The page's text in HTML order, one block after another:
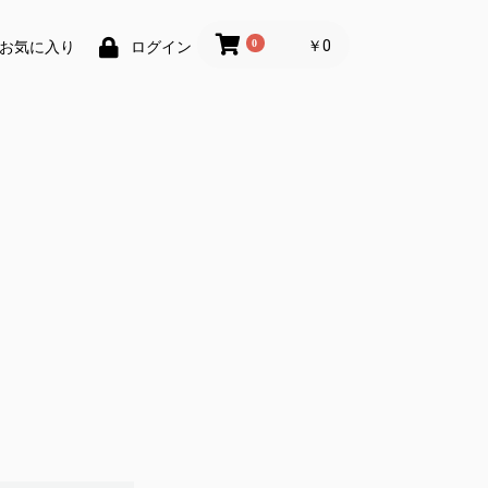
気に入り ログイン 0 ￥0